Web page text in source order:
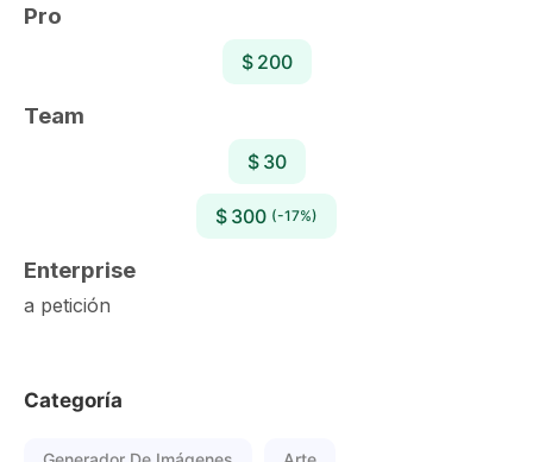
Pro
$ 200
Team
$ 30
$ 300 (-17%)
Enterprise
a petición
Categoría